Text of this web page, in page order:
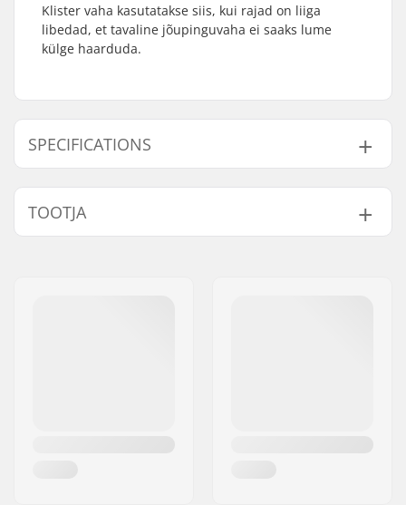
Klister vaha kasutatakse siis, kui rajad on liiga
libedad, et tavaline jõupinguvaha ei saaks lume
külge haarduda.
SPECIFICATIONS
Temperatuur: -2 to -10 °C
TOOTJA